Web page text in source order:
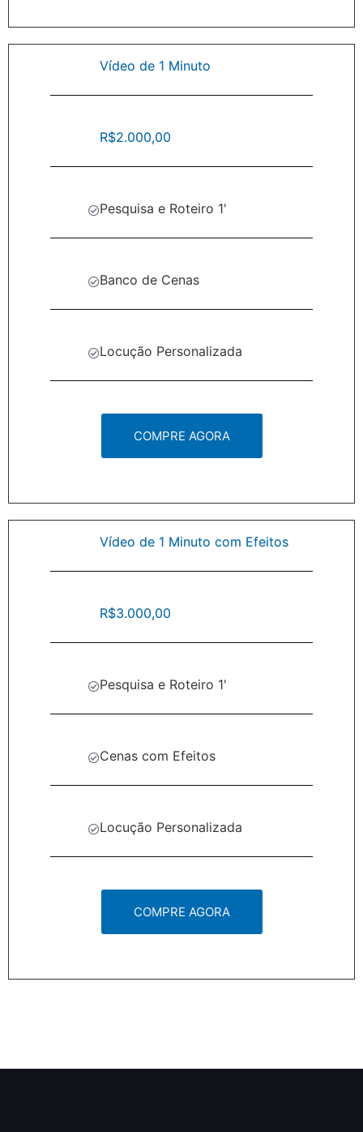
Vídeo de 1 Minuto
R$2.000,00
Pesquisa e Roteiro 1'
Banco de Cenas
Locução Personalizada
COMPRE AGORA
Vídeo de 1 Minuto com Efeitos
R$3.000,00
Pesquisa e Roteiro 1'
Cenas com Efeitos
Locução Personalizada
COMPRE AGORA